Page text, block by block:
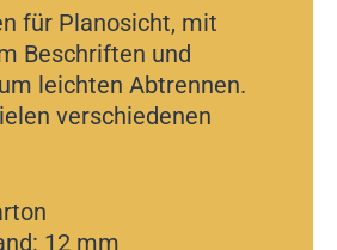
für Planosicht, mit
Beschriften und
leichten Abtrennen.
verschiedenen
12 mm